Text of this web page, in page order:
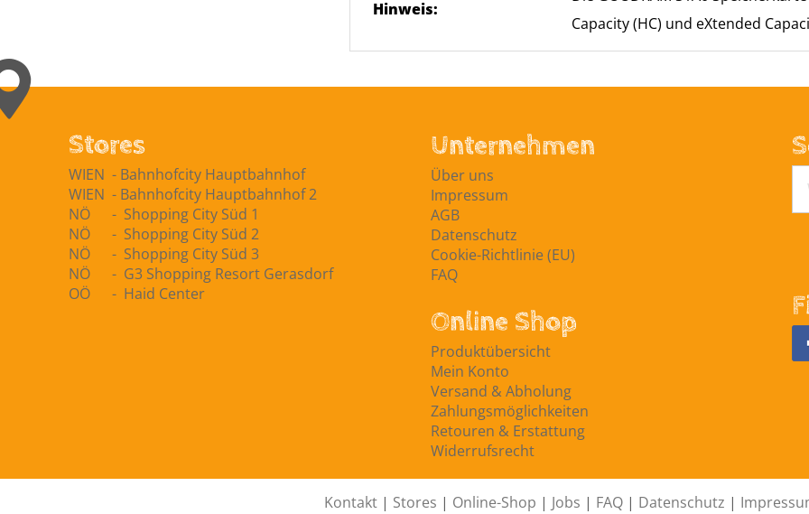
Hinweis:
Capacity (HC) und eXtended
Stores
WIEN ​ -​ Bahnhofcity Hauptbahnhof
WIEN ​ -​ Bahnhofcity Hauptbahnhof 2
NÖ - Shopping City Süd 1
NÖ - Shopping City Süd 2
NÖ - Shopping City Süd 3
NÖ - G3 Shopping Resort Gerasdorf
OÖ - Haid Center
Unternehmen
Über uns
Impressum
AGB
Datenschutz
Cookie-Richtlinie (EU)
FAQ
Online Shop
Produktübersicht
Mein Konto
Versand & Abholung
Zahlungsmöglichkeiten
Retouren & Erstattung
Widerrufsrecht
Kontakt | Stores | Online-Shop | Jobs | FAQ | Datenschutz |